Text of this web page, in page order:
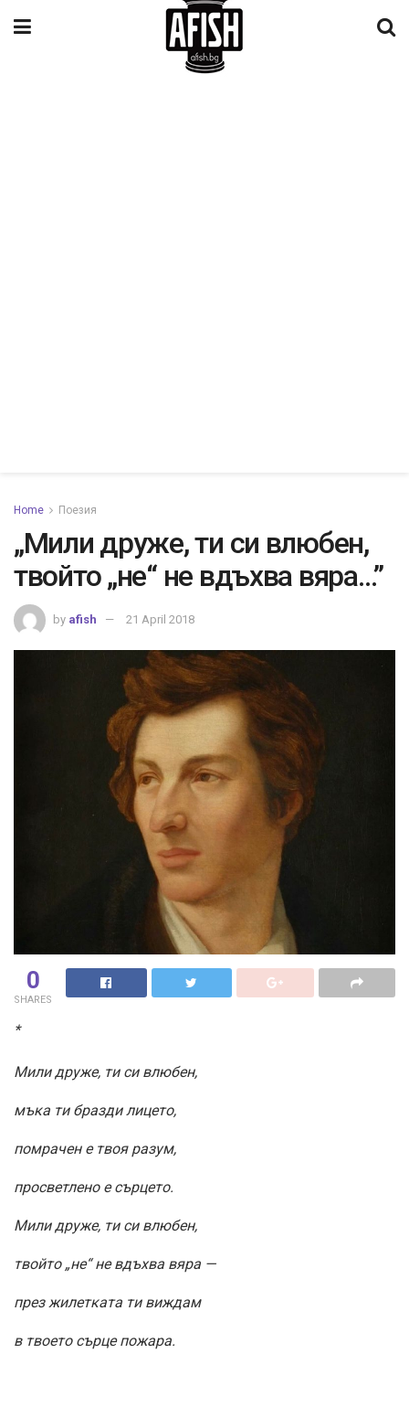
Home Поезия
„Мили друже, ти си влюбен,
твойто „не“ не вдъхва вяра…”
by afish 21 April 2018
0
SHARES
*
Мили друже, ти си влюбен,
мъка ти бразди лицето,
помрачен е твоя разум,
просветлено е сърцето.
Мили друже, ти си влюбен,
твойто „не“ не вдъхва вяра —
през жилетката ти виждам
в твоето сърце пожара.